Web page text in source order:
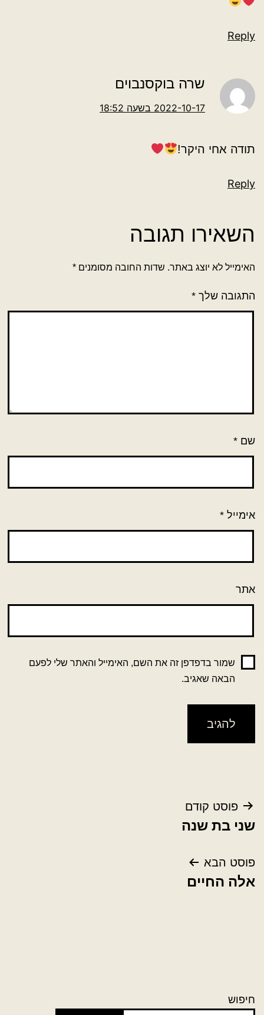
Reply
שרה בוקסנבוים
2022-10-17 בשעה 18:52
תודה אחי היקר!
Reply
השאירו תגובה
האימייל לא יוצג באתר. שדות החובה מסומנים *
התגובה שלך *
שם *
אימייל *
אתר
שמור בדפדפן זה את השם, האימייל והאתר שלי לפעם
הבאה שאגיב.
ניווט
פוסט קודם
שני בת שנה
פוסט הבא
אלה החיים
חיפוש